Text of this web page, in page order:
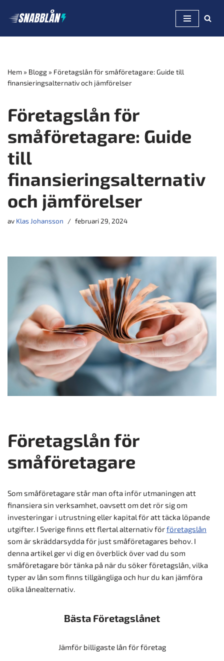
till
Hem » Blogg » Företagslån för småföretagare: Guide till
finansieringsalternativ och jämförelser
Företagslån för
småföretagare: Guide
till
finansieringsalternativ
och jämförelser
av Klas Johansson februari 29, 2024
Företagslån för
småföretagare
Som småföretagare står man ofta inför utmaningen att
finansiera sin verksamhet, oavsett om det rör sig om
investeringar i utrustning eller kapital för att täcka löpande
utgifter. I Sverige finns ett flertal alternativ förföretagslån
som är skräddarsydda för just småföretagares behov. I
denna artikel ger vi dig en överblick över vad du som
småföretagare bör tänka på när du söker företagslån, vilka
typer av lån som finns tillgängliga och hur du kan jämföra
olika lånealternativ.
Bästa Företagslånet
Jämför billigaste lån för företag